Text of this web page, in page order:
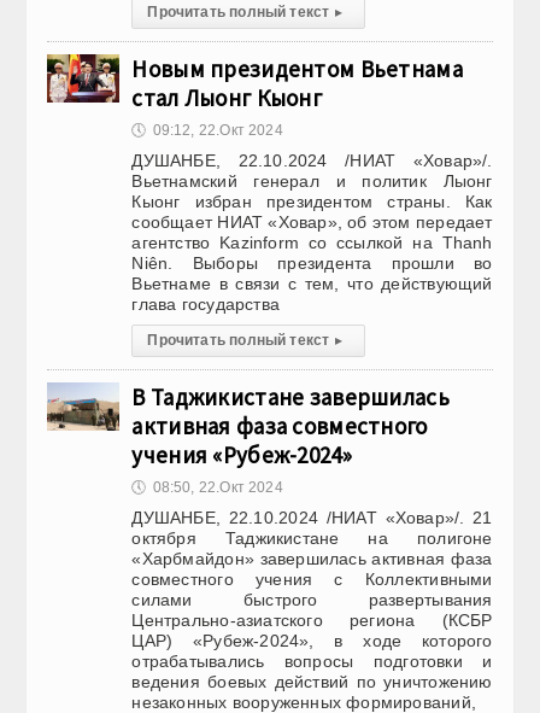
Прочитать полный текст ▸
Новым президентом Вьетнама
стал Лыонг Кыонг
🕔 09:12, 22.Окт 2024
ДУШАНБЕ, 22.10.2024 /НИАТ «Ховар»/.
Вьетнамский генерал и политик Лыонг
Кыонг избран президентом страны. Как
сообщает НИАТ «Ховар», об этом передает
агентство Kazinform со ссылкой на Thanh
Niên. Выборы президента прошли во
Вьетнаме в связи с тем, что действующий
глава государства
Прочитать полный текст ▸
В Таджикистане завершилась
активная фаза совместного
учения «Рубеж-2024»
🕔 08:50, 22.Окт 2024
ДУШАНБЕ, 22.10.2024 /НИАТ «Ховар»/. 21
октября Таджикистане на полигоне
«Харбмайдон» завершилась активная фаза
совместного учения с Коллективными
силами быстрого развертывания
Центрально-азиатского региона (КСБР
ЦАР) «Рубеж-2024», в ходе которого
отрабатывались вопросы подготовки и
ведения боевых действий по уничтожению
незаконных вооруженных формирований,